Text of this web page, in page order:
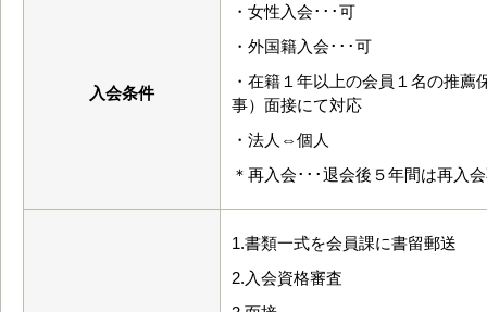
入会条件
・女性入会･･･可
・外国籍入会･･･可
・在籍１年以上の会員１名の推
事）面接にて対応
・法人⇔個人
＊再入会･･･退会後５年間は再入
1.書類一式を会員課に書留郵送
2.入会資格審査